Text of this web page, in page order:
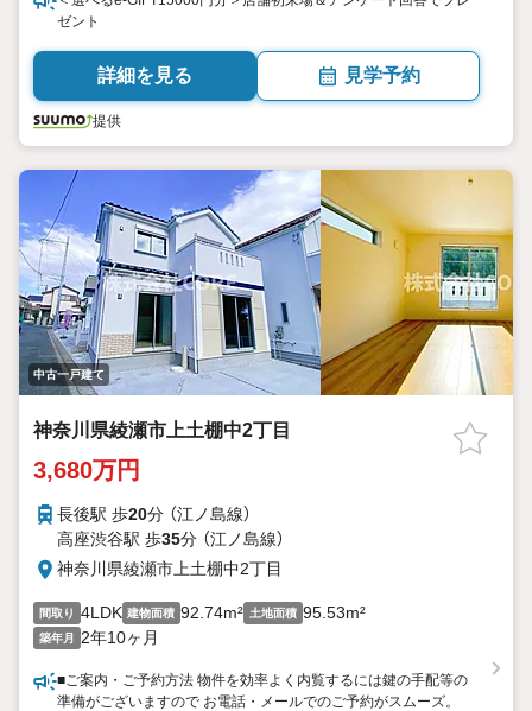
ゼント
詳細を見る 見学予約
提供
中古一戸建て
神奈川県綾瀬市上土棚中2丁目
3,680万円
長後駅 歩20分 （江ノ島線）
高座渋谷駅 歩35分 （江ノ島線）
神奈川県綾瀬市上土棚中2丁目
間取り 4LDK 建物面積 92.74m² 土地面積 95.53m²
築年月 2年10ヶ月
■ご案内・ご予約方法 物件を効率よく内覧するには鍵の手配等の
準備がございますので お電話・メールでのご予約がスムーズ。